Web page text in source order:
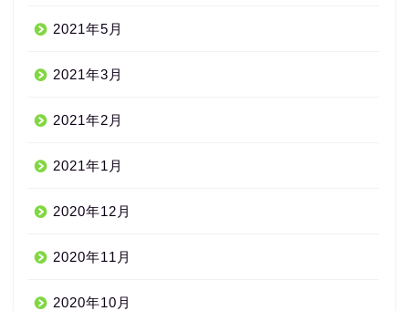
2021年5月
2021年3月
2021年2月
2021年1月
2020年12月
2020年11月
2020年10月